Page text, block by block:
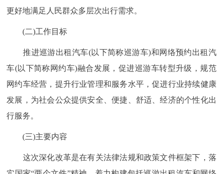
更好地满足人民群众多层次出行需求。
(二)工作目标
推进巡游出租汽车(以下简称巡游车)和网络预约出租汽
车(以下简称网约车)融合发展，促进巡游车转型升级，规范
网约车经营，提升行业管理和服务水平，促进行业持续健康
发展，为社会公众提供安全、便捷、舒适、经济的个性化出
行服务。
(三)主要内容
这次深化改革是在有关法律法规和政策文件框架下，落